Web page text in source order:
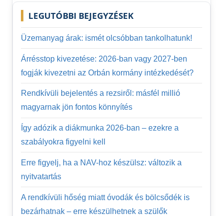
LEGUTÓBBI BEJEGYZÉSEK
Üzemanyag árak: ismét olcsóbban tankolhatunk!
Árrésstop kivezetése: 2026-ban vagy 2027-ben
fogják kivezetni az Orbán kormány intézkedését?
Rendkívüli bejelentés a rezsiről: másfél millió
magyarnak jön fontos könnyítés
Így adózik a diákmunka 2026-ban – ezekre a
szabályokra figyelni kell
Erre figyelj, ha a NAV-hoz készülsz: változik a
nyitvatartás
A rendkívüli hőség miatt óvodák és bölcsődék is
bezárhatnak – erre készülhetnek a szülők